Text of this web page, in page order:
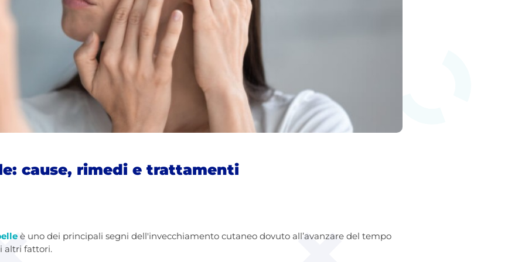
cause, rimedi e trattamenti
è uno dei principali segni dell'invecchiamento cutaneo dovuto all’avanzare del tempo
altri fattori.